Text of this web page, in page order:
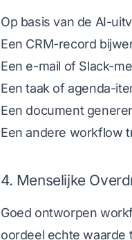
Op basis van de AI-
Een CRM-record
Een e-mail of Slack-
Een taak of agenda-
Een document
Een andere workflow
4. Menselijke
Goed ontworpen
oordeel echte